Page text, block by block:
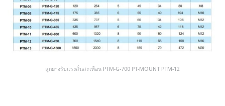
ลูกยางรับแรงสั่นสะเทือน PTM-G-700 PT-MOUNT PTM-12